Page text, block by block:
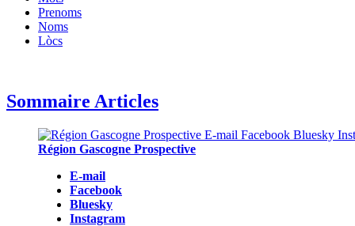
Prenoms
Noms
Lòcs
Sommaire Articles
Région Gascogne Prospective
E-mail
Facebook
Bluesky
Instagram